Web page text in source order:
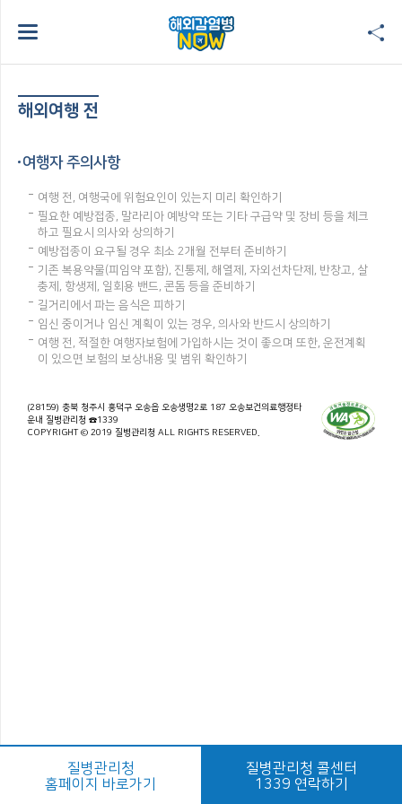
해외여행 전
여행자 주의사항
여행 전, 여행국에 위험요인이 있는지 미리 확인하기
필요한 예방접종, 말라리아 예방약 또는 기타 구급약 및 장비 등을 체크
하고 필요시 의사와 상의하기
예방접종이 요구될 경우 최소 2개월 전부터 준비하기
기존 복용약물(피임약 포함), 진통제, 해열제, 자외선차단제, 반창고, 살
충제, 항생제, 일회용 밴드, 콘돔 등을 준비하기
길거리에서 파는 음식은 피하기
임신 중이거나 임신 계획이 있는 경우, 의사와 반드시 상의하기
여행 전, 적절한 여행자보험에 가입하시는 것이 좋으며 또한, 운전계획
이 있으면 보험의 보상내용 및 범위 확인하기
(28159) 충북 청주시 흥덕구 오송읍 오송생명2로 187 오송보건의료행정타
운내 질병관리청 ☎1339
COPYRIGHT © 2019 질병관리청 ALL RIGHTS RESERVED.
질병관리청
홈페이지 바로가기
질병관리청 콜센터
1339 연락하기